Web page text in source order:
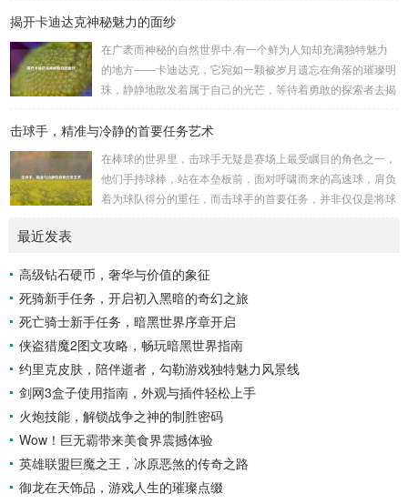
是一些别有用心的势力为了实现其不可告人的目的，秘密设立
科学研究的外衣，实则干着违背人道、危害全球的勾当。 从
历史上看,生物武器的使用曾经给人类带来过惨痛的教训，在
战争时期，某些国家就曾利用细菌、病毒...
揭开卡迪达克神秘魅力的面纱
在广袤而神秘的自然世界中,有一个鲜为人知却充满独特魅力
的地方——卡迪达克，它宛如一颗被岁月遗忘在角落的璀璨明
珠，静静地散发着属于自己的光芒，等待着勇敢的探索者去揭
复杂多样的地形地貌，高耸入云的山脉连绵起伏，像是大自然
照耀下闪耀着刺眼的银光，仿佛是大自然赐予这片土地的皇
冠，而山脚下，则是一片郁郁葱葱的森林，森林里树木种类繁
多，高大的乔木遮天蔽日，阳光只能透过枝叶的缝隙...
击球手，精准与冷静的首要任务艺术
在棒球的世界里，击球手无疑是赛场上最受瞩目的角色之一，
他们手持球棒，站在本垒板前，面对呼啸而来的高速球，肩负
着为球队得分的重任，而击球手的首要任务，并非仅仅是将球
滑球，击球手需要在极短的时间内，准确判断球的速度、方向
和落点，然后调整自己的击球动作，这不仅要求击球手具备出
色的视力和反应能力,更需要大量的训练来培养对球...
最近发表
高级钻石硬币，奢华与价值的象征
死骑新手任务，开启初入黑暗的奇幻之旅
死亡骑士新手任务，暗黑世界序章开启
侠盗猎魔2图文攻略，畅玩暗黑世界指南
约里克皮肤，陪伴逝者，勾勒游戏独特魅力风景线
剑网3盒子使用指南，外观与插件轻松上手
火炮技能，解锁战争之神的制胜密码
Wow！巨无霸带来美食界震撼体验
英雄联盟巨魔之王，冰原恶煞的传奇之路
御龙在天饰品，游戏人生的璀璨点缀